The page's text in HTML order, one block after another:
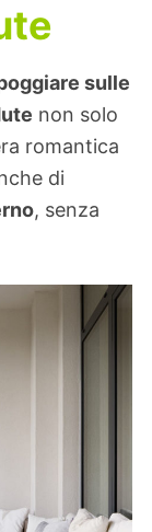
sulle
non solo
romantica
di
, senza